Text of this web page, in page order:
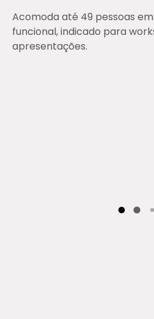
Acomoda até 49 pessoas
funcional, indicado para
apresentações.